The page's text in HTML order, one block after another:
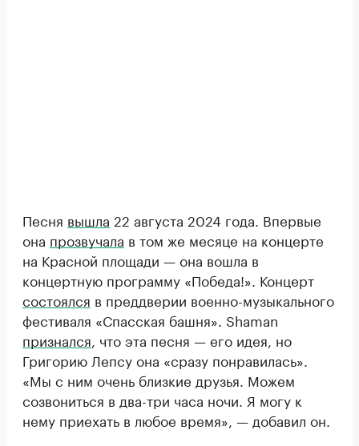
Песня вышла 22 августа 2024 года. Впервые
она прозвучала в том же месяце на концерте
на Красной площади — она вошла в
концертную программу «Победа!». Концерт
состоялся в преддверии военно-музыкального
фестиваля «Спасская башня». Shaman
признался , что эта песня — его идея, но
Григорию Лепсу она «сразу понравилась».
«Мы с ним очень близкие друзья. Можем
созвониться в два-три часа ночи. Я могу к
нему приехать в любое время», — добавил он.